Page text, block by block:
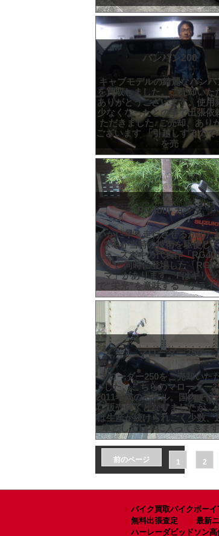
バンバン200
キャブモデルの綺麗なバンバ
を買取しました。ご売却いた
ありがとうございます。使用
少なくなったとの事で出張依
ただきました♪ご売却、あり
ございます 「引越しするので
を売
RG400Γガンマ
いかに早く走行させるかのた
ズキが当時の技術を駆使し
た、スズキの代表作「
マ」。同時に登場した「
マ」があります。Γはギリ
で“栄光”を意味する「ゲライ
マローダー250
マローダー250をご売却いた
した。こちらのマローダー
2011年式のモデル。国内では
に販売終了となりましたが、
は生産が続けられごく少数、
車として日本に入ってきま
前のページ 1 2
バイク買取バイクボーイ
無料出張査定
最新
ハーレーダビッドソン